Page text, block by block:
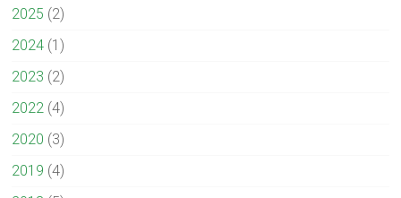
2025 (2)
2024 (1)
2023 (2)
2022 (4)
2020 (3)
2019 (4)